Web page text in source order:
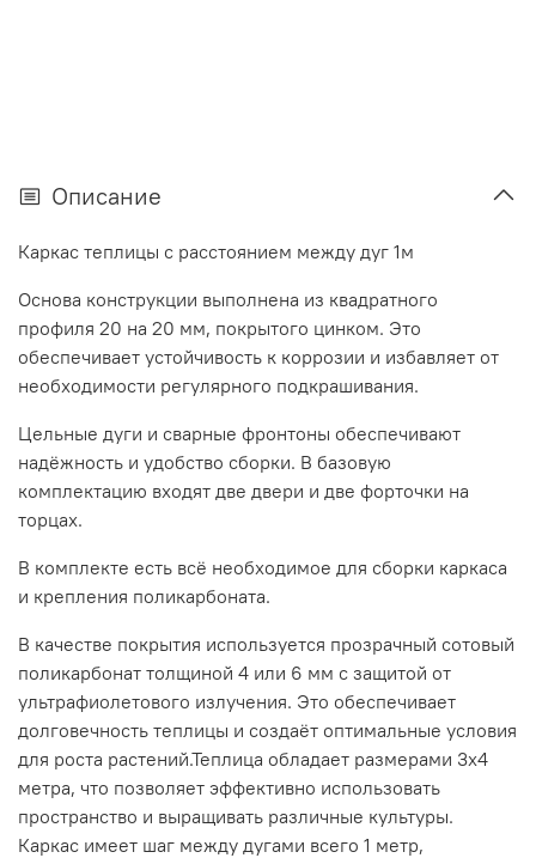
Описание
Каркас теплицы с расстоянием между дуг 1м
Основа конструкции выполнена из квадратного
профиля 20 на 20 мм, покрытого цинком. Это
обеспечивает устойчивость к коррозии и избавляет от
необходимости регулярного подкрашивания.
Цельные дуги и сварные фронтоны обеспечивают
надёжность и удобство сборки. В базовую
комплектацию входят две двери и две форточки на
торцах.
В комплекте есть всё необходимое для сборки каркаса
и крепления поликарбоната.
В качестве покрытия используется прозрачный сотовый
поликарбонат толщиной 4 или 6 мм с защитой от
ультрафиолетового излучения. Это обеспечивает
долговечность теплицы и создаёт оптимальные условия
для роста растений.Теплица обладает размерами 3х4
метра, что позволяет эффективно использовать
пространство и выращивать различные культуры.
Каркас имеет шаг между дугами всего 1 метр,